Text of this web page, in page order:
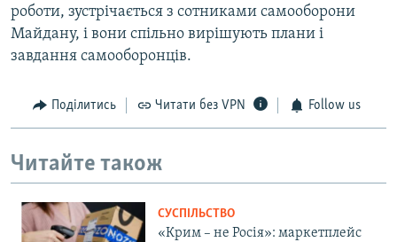
роботи, зустрічається з сотниками самооборони
Майдану, і вони спільно вирішують плани і
завдання самооборонців.
Поділитись Читати без VPN Follow us
Читайте також
СУСПІЛЬСТВО
«Крим – не Росія»: маркетплейс